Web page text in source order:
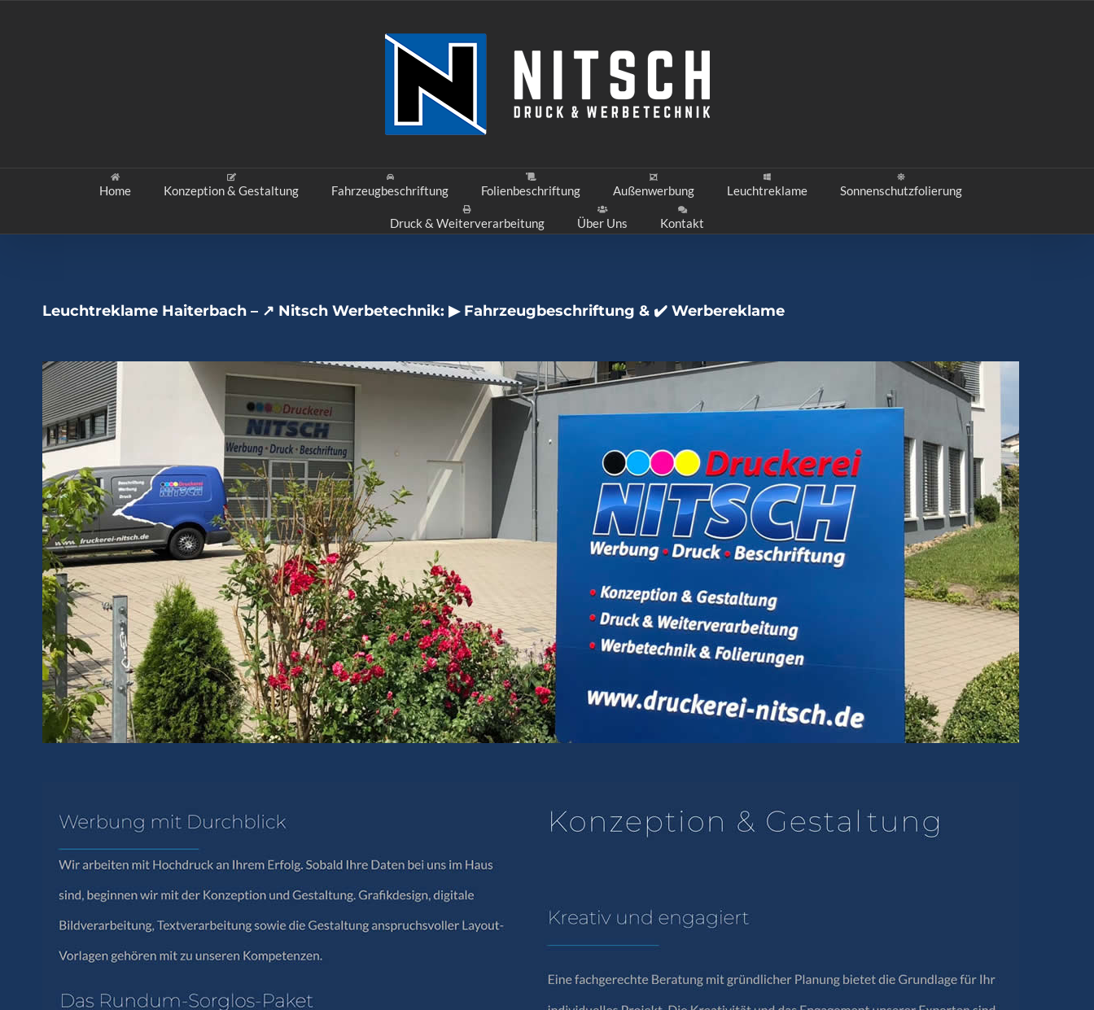
Home Konzeption & Gestaltung Fahrzeugbeschriftung Folienbeschriftung Außenwerbung Leuchtreklame Sonnenschutzfolierung
Druck & Weiterverarbeitung Über Uns Kontakt
Leuchtreklame Haiterbach – ↗️ Nitsch Werbetechnik: ▶︎ Fahrzeugbeschriftung & ✔️ Werbereklame